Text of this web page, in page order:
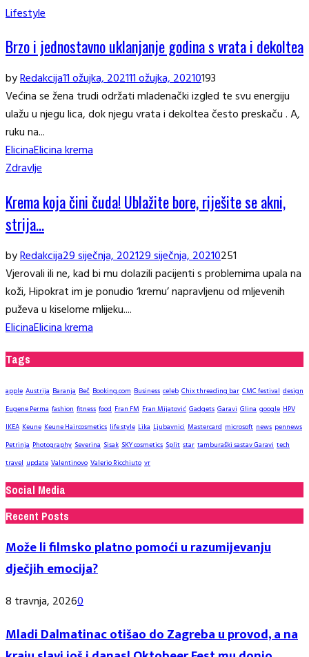
Lifestyle
Brzo i jednostavno uklanjanje godina s vrata i dekoltea
byRedakcija11 ožujka, 202111 ožujka, 20210193
Većina se žena trudi održati mladenački izgled te svu energiju
ulažu u njegu lica, dok njegu vrata i dekoltea često preskaču . A,
ruku na...
ElicinaElicina krema
Zdravlje
Krema koja čini čuda! Ublažite bore, riješite se akni,
strija…
byRedakcija29 siječnja, 202129 siječnja, 20210251
Vjerovali ili ne, kad bi mu dolazili pacijenti s problemima upala na
koži, Hipokrat im je ponudio ‘kremu’ napravljenu od mljevenih
puževa u kiselome mlijeku....
ElicinaElicina krema
Tags
apple Austrija Baranja Beč Booking.com Business celeb Chix threading bar CMC festival design
Eugene Perma fashion fitness food Fran FM Fran Mijatović Gadgets Garavi Glina google HPV
IKEA Keune Keune Haircosmetics life style Lika Ljubavnici Mastercard microsoft news pennews
Petrinja Photography Severina Sisak SKY cosmetics Split star tamburaški sastav Garavi tech
travel update Valentinovo Valerio Ricchiuto vr
Social Media
Recent Posts
Može li filmsko platno pomoći u razumijevanju
dječjih emocija?
8 travnja, 20260
Mladi Dalmatinac otišao do Zagreba u provod, a na